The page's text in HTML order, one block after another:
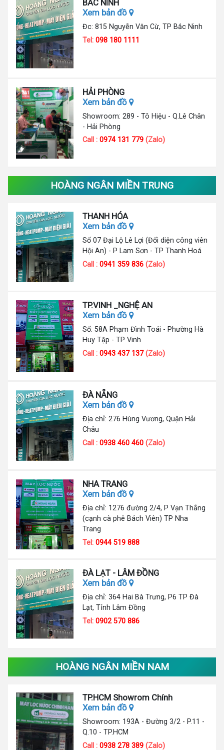
BẮC NINH
Xem bản đồ
Đc: 815 Nguyễn Văn Cừ, TP Bắc Ninh
Tel:098 180 1111
HẢI PHÒNG
Xem bản đồ
Showroom: 289 - Tô Hiệu - Q.Lê Chân
- Hải Phòng
Call :0974 131 779 (Zalo)
HOÀNG NGÂN MIỀN TRUNG
THANH HÓA
Xem bản đồ
Số 07 Đại Lộ Lê Lợi (Đối diện công viên
Hội An) - P Lam Sơn - TP Thanh Hoá
Call :0941 359 836 (Zalo)
TP.VINH _NGHỆ AN
Xem bản đồ
Số: 58A Phạm Đình Toái - Phường Hà
Huy Tập - TP Vinh
Call :0943 437 137(Zalo)
ĐÀ NẴNG
Xem bản đồ
Địa chỉ: 276 Hùng Vương, Quận Hải
Châu
Call :0938 460 460 (Zalo)
NHA TRANG
Xem bản đồ
Địa chỉ: 1276 đường 2/4, P Vạn Thắng
(cạnh cà phê Bách Viên) TP Nha
Trang
Tel:0944 519 888
ĐÀ LẠT - LÂM ĐỒNG
Xem bản đồ
Địa chỉ: 364 Hai Bà Trưng, P6 TP Đà
Lạt, Tỉnh Lâm Đồng
Tel:0902 570 886
HOÀNG NGÂN MIỀN NAM
TP.HCM Showrom Chính
Xem bản đồ
Showroom: 193A - Đường 3/2 - P.11 -
Q.10 - TP.HCM
Call :0938 278 389(Zalo)